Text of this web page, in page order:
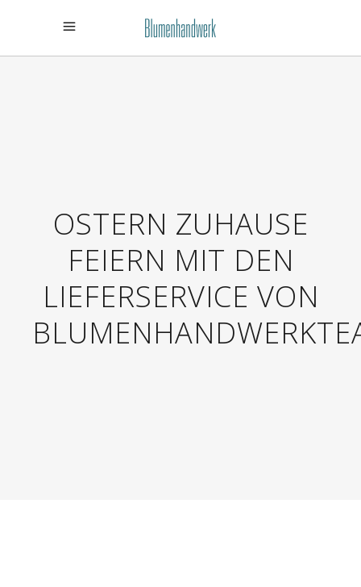
OSTERN ZUHAUSE
FEIERN MIT DEN
LIEFERSERVICE VON